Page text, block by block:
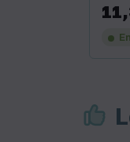
Prix